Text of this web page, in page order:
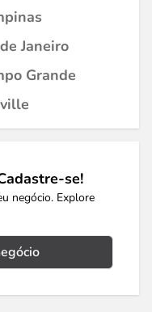
Janeiro
Grande
se!
negócio. Explore